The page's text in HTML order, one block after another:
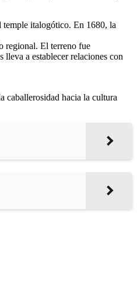
temple italogótico. En 1680, la
regional. El terreno fue
lleva a establecer relaciones con
caballerosidad hacia la cultura